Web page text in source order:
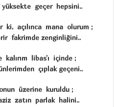
geçer hepsini..
açılınca mana olurum ;
fakrimde zenginliğini..
libas’ı içinde ;
çıplak geçeni..
üzerine kuruldu ;
zatın parlak halini..